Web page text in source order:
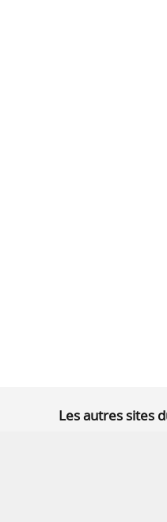
Les autres sites